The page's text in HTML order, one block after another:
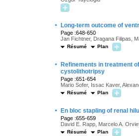
· Long-term outcome of
Page :648-650
Jan Fichtner, Dragana Filipas,
Résumé Plan
·
Refinements in treatment
cystolithotripsy
Page :651-654
Mario Sofer, Issac Kaver,
Résumé Plan
· En bloc stapling of renal
Page :655-659
David E. Rapp, Marcelo A.
Résumé Plan